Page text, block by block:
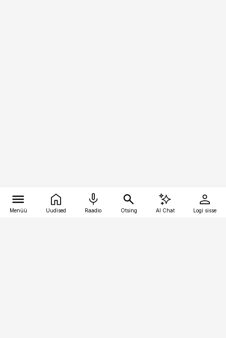
Menüü Uudised Raadio Otsing AI Chat Logi sisse